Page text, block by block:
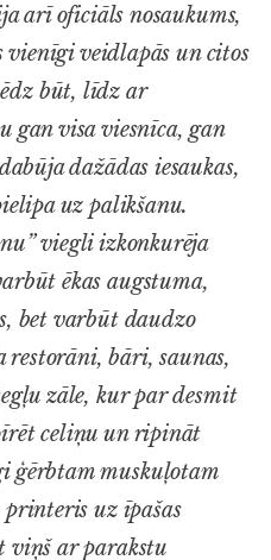
arī oficiāls nosaukums,
vienīgi veidlapās un citos
būt, līdz ar
gan visa viesnīca, gan
dažādas iesaukas,
uz palikšanu.
viegli izkonkurēja
ēkas augstuma,
bet varbūt daudzo
bāri, saunas,
zāle, kur par desmit
celiņu un ripināt
ģērbtam muskuļotam
uz īpašas
viņš ar parakstu